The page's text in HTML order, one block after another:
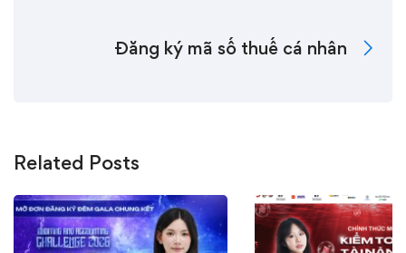
Đăng ký mã số thuế cá nhân
Related Posts